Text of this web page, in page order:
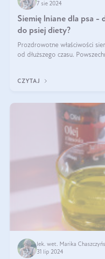
7 sie 2024
Siemię lniane dla psa -
do psiej diety?
Prozdrowotne właściwości
od dłuższego czasu.
CZYTAJ
lek. wet. Marika
31 lip 2024